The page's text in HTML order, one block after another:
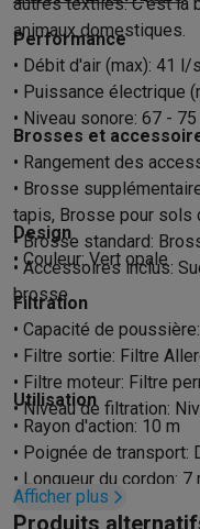
animaux domestiques.
Performance
• Débit d'air (max): 41 l/s
• Puissance électrique
• Niveau sonore: 67 - 75
Brosses et
• Rangement des
• Brosse
tapis, Brosse pour sols
• Brosse standard:
• Accessoires inclus:
brosse
Design
• Couleur: Vert opale
Filtration
• Capacité de
• Filtre sortie: Filtre
• Filtre moteur: Filtre
• Niveau de filtration:
Utilisation
• Rayon d'action: 10 m
• Poignée de transport:
• Longueur du cordon: 7
• Variateur de
Afficher plus
Produits